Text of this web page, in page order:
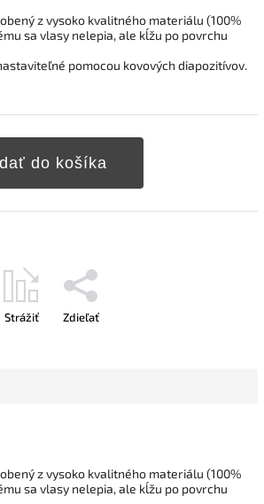
do košíka
z vysoko kvalitného materiálu (100%
sa vlasy nelepia, ale kĺžu po povrchu
pomocou kovových diapozitívov.
Strážiť Zdieľať
z vysoko kvalitného materiálu (100%
sa vlasy nelepia, ale kĺžu po povrchu